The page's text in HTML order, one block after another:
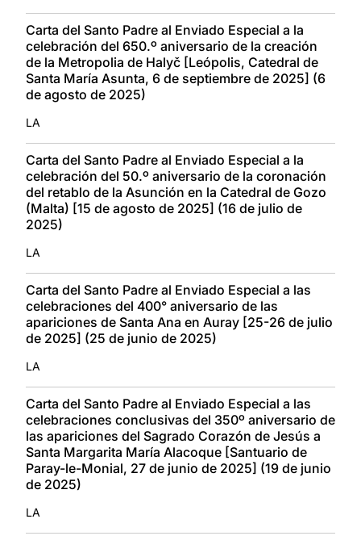
Carta del Santo Padre al Enviado Especial a la
celebración del 650.º aniversario de la creación
de la Metropolia de Halyč [Leópolis, Catedral de
Santa María Asunta, 6 de septiembre de 2025] (6
de agosto de 2025)
LA
Carta del Santo Padre al Enviado Especial a la
celebración del 50.º aniversario de la coronación
del retablo de la Asunción en la Catedral de Gozo
(Malta) [15 de agosto de 2025] (16 de julio de
2025)
LA
Carta del Santo Padre al Enviado Especial a las
celebraciones del 400° aniversario de las
apariciones de Santa Ana en Auray [25-26 de julio
de 2025] (25 de junio de 2025)
LA
Carta del Santo Padre al Enviado Especial a las
celebraciones conclusivas del 350º aniversario de
las apariciones del Sagrado Corazón de Jesús a
Santa Margarita María Alacoque [Santuario de
Paray-le-Monial, 27 de junio de 2025] (19 de junio
de 2025)
LA